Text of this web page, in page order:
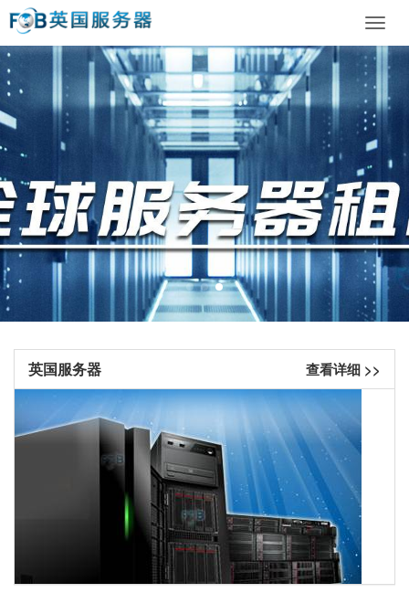
英国服务器 查看详细 >>